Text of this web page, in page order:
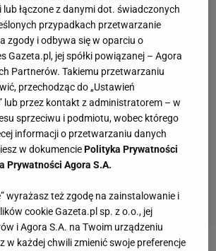
łączone z danymi dot. świadczonych
przypadkach przetwarzanie
zgody i odbywa się w oparciu o
Gazeta.pl, jej spółki powiązanej – Agora
Partnerów. Takiemu przetwarzaniu
przechodząc do „Ustawień
lub przez kontakt z administratorem – w
sprzeciwu i podmiotu, wobec którego
informacji o przetwarzaniu danych
w dokumenciePolityka Prywatności
Prywatności Agora S.A.
wyrażasz też zgodę na zainstalowanie i
cookie Gazeta.pl sp. z o.o., jej
i Agora S.A. na Twoim urządzeniu
w każdej chwili zmienić swoje preferencje